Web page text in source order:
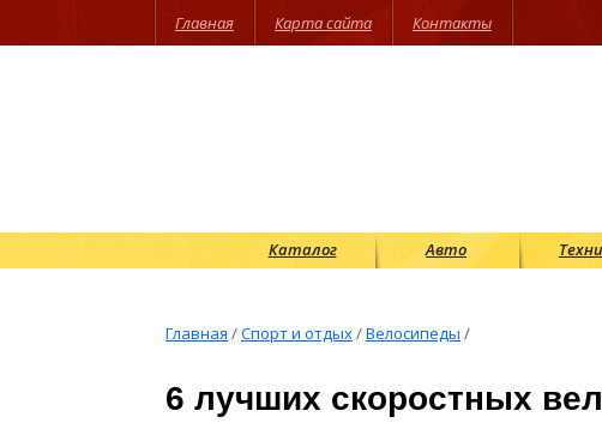
Главная Карта сайта Контакты
Каталог Авто
Главная /Спорт и отдых/Велосипеды /
6 лучших скоростных